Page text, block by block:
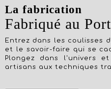
La fabrication
Fabriqué au
Entrez dans les coulisses
et le savoir-faire qui se
Plongez dans l'univers
artisans aux techniques